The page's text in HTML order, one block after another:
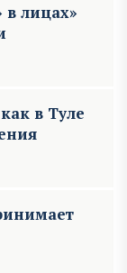
в лицах»
в Туле